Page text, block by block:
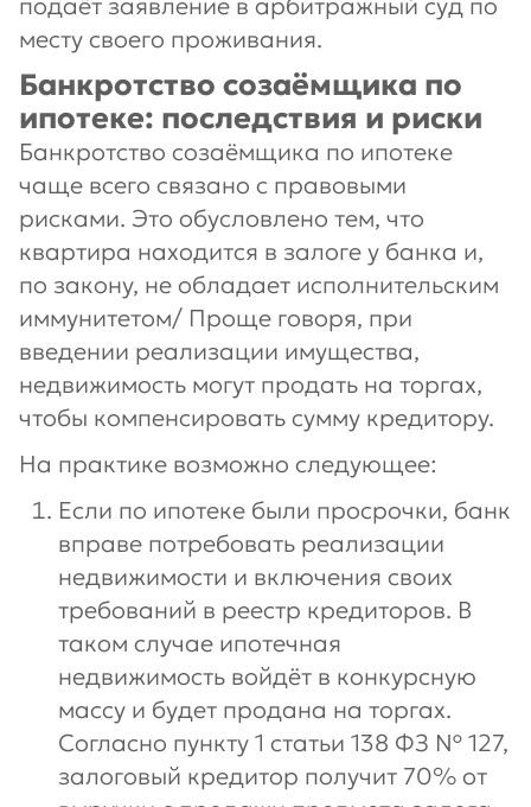
месту своего проживания.
Банкротство созаёмщика по
ипотеке: последствия и риски
Банкротство созаёмщика по ипотеке
чаще всего связано с правовыми
рисками. Это обусловлено тем, что
квартира находится в залоге у банка и,
по закону, не обладает исполнительским
иммунитетом/ Проще говоря, при
введении реализации имущества,
недвижимость могут продать на торгах,
чтобы компенсировать сумму кредитору.
На практике возможно следующее:
Если по ипотеке были просрочки, банк
вправе потребовать реализации
недвижимости и включения своих
требований в реестр кредиторов. В
таком случае ипотечная
недвижимость войдёт в конкурсную
массу и будет продана на торгах.
Согласно пункту 1 статьи 138 ФЗ № 127,
залоговый кредитор получит 70% от